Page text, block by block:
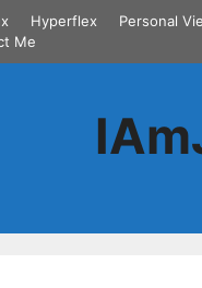
Hyperflex Personal
Me